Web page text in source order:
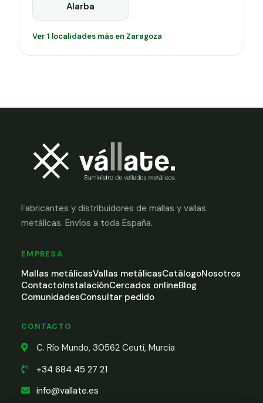
Alarba
Ver 1 localidades más en Zaragoza
Fabricantes y distribuidores de mallas y vallas
metálicas. Envíos a toda España.
EMPRESA
Mallas metálicasVallas metálicasCatálogoNosotros
ContactoInstalaciónCercados onlineBlog
ComunidadesConsultar pedido
CONTACTO
C. Río Mundo, 30562 Ceutí, Murcia
+34 684 45 27 21
info@vallate.es